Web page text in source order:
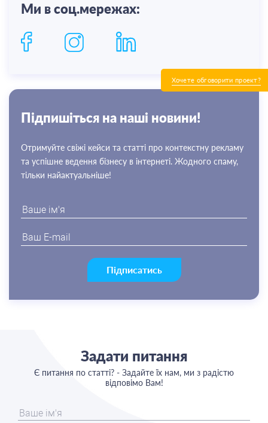
Хочете обговорити проект?
Ми в соц.мережах:
Пiдпишiться на нашi новини!
Отримуйте свіжі кейси та статті про контекстну рекламу
та успішне ведення бізнесу в інтернеті. Жодного спаму,
тільки найактуальніше!
Підписатись
Задати питання
Є питання по статті? - Задайте їх нам, ми з радістю
відповімо Вам!